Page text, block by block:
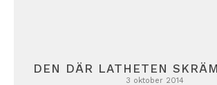
DEN DÄR LATHETEN
3 oktober 2014